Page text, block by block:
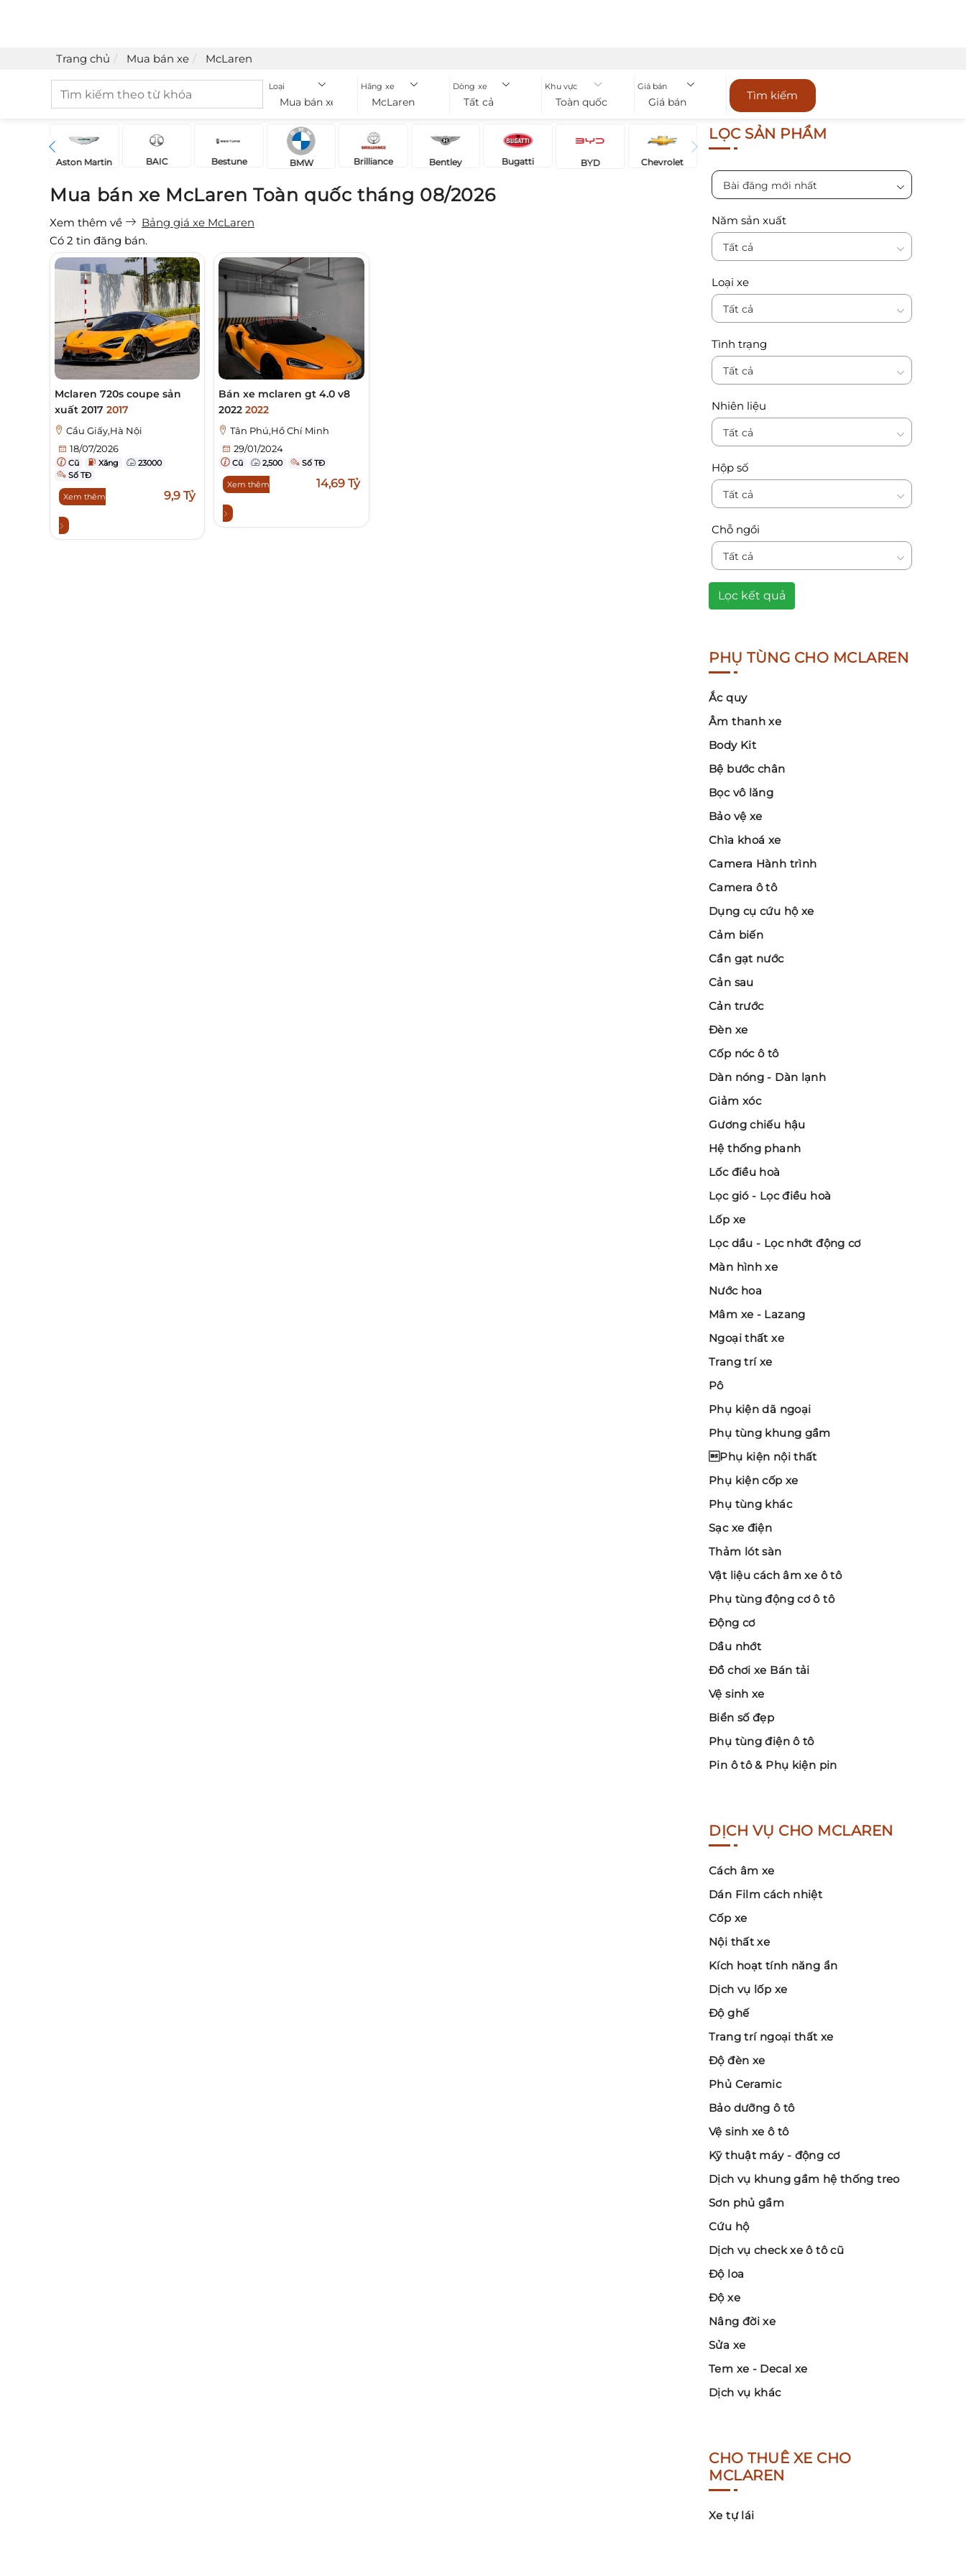
Trang chủ Mua bán xe McLaren
Loại
Mua bán xe
Hãng xe
McLaren
Dòng xe
Tất cả
Khu vực
Toàn quốc
Giá bán
Giá bán Tìm kiếm
Aston Martin BAIC Bestune BMW Brilliance Bentley Bugatti BYD Chevrolet
Mua bán xe McLaren Toàn quốc tháng 08/2026
Xem thêm về
Bảng giá xe McLaren
Có 2 tin đăng bán.
Mclaren 720s coupe sản
xuất 2017 2017
Cầu Giấy,Hà Nội
18/07/2026
Cũ Xăng
23000
Số TĐ
Xem thêm 9,9 Tỷ
Bán xe mclaren gt 4.0 v8
20222022
Tân Phú,Hồ Chí Minh
29/01/2024
Cũ 2,500 Số TĐ
Xem thêm 14,69 Tỷ
LỌC SẢN PHẨM
Bài đăng mới nhất
Năm sản xuất
Tất cả
Loại xe
Tất cả
Tình trạng
Tất cả
Nhiên liệu
Tất cả
Hộp số
Tất cả
Chỗ ngồi
Tất cả
Lọc kết quả
PHỤ TÙNG CHO MCLAREN
Ắc quy
Âm thanh xe
Body Kit
Bệ bước chân
Bọc vô lăng
Bảo vệ xe
Chìa khoá xe
Camera Hành trình
Camera ô tô
Dụng cụ cứu hộ xe
Cảm biến
Cần gạt nước
Cản sau
Cản trước
Đèn xe
Cốp nóc ô tô
Dàn nóng - Dàn lạnh
Giảm xóc
Gương chiếu hậu
Hệ thống phanh
Lốc điều hoà
Lọc gió - Lọc điều hoà
Lốp xe
Lọc dầu - Lọc nhớt động cơ
Màn hình xe
Nước hoa
Mâm xe - Lazang
Ngoại thất xe
Trang trí xe
Pô
Phụ kiện dã ngoại
Phụ tùng khung gầm
Phụ kiện nội thất
Phụ kiện cốp xe
Phụ tùng khác
Sạc xe điện
Thảm lót sàn
Vật liệu cách âm xe ô tô
Phụ tùng động cơ ô tô
Động cơ
Dầu nhớt
Đồ chơi xe Bán tải
Vệ sinh xe
Biển số đẹp
Phụ tùng điện ô tô
Pin ô tô & Phụ kiện pin
DỊCH VỤ CHO MCLAREN
Cách âm xe
Dán Film cách nhiệt
Cốp xe
Nội thất xe
Kích hoạt tính năng ẩn
Dịch vụ lốp xe
Độ ghế
Trang trí ngoại thất xe
Độ đèn xe
Phủ Ceramic
Bảo dưỡng ô tô
Vệ sinh xe ô tô
Kỹ thuật máy - động cơ
Dịch vụ khung gầm hệ thống treo
Sơn phủ gầm
Cứu hộ
Dịch vụ check xe ô tô cũ
Độ loa
Độ xe
Nâng đời xe
Sửa xe
Tem xe - Decal xe
Dịch vụ khác
CHO THUÊ XE CHO
MCLAREN
Xe tự lái